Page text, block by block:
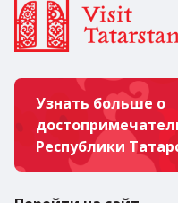
Узнать больше о
Республики